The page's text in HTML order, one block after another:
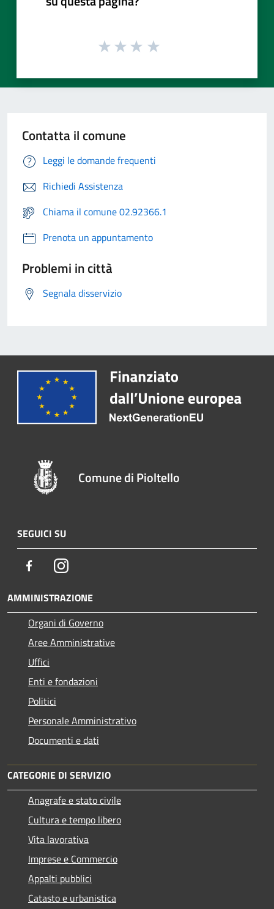
Contatta il comune
Leggi le domande frequenti
Richiedi Assistenza
Chiama il comune 02.92366.1
Prenota un appuntamento
Problemi in città
Segnala disservizio
Comune di Pioltello
SEGUICI SU
FacebookInstagram
AMMINISTRAZIONE
Organi di Governo
Aree Amministrative
Uffici
Enti e fondazioni
Politici
Personale Amministrativo
Documenti e dati
CATEGORIE DI SERVIZIO
Anagrafe e stato civile
Cultura e tempo libero
Vita lavorativa
Imprese e Commercio
Appalti pubblici
Catasto e urbanistica